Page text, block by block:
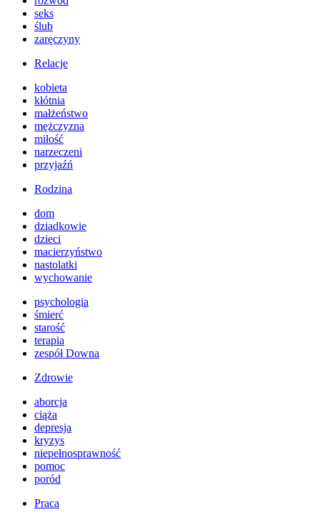
seks
ślub
zaręczyny
Relacje
kobieta
kłótnia
małżeństwo
mężczyzna
miłość
narzeczeni
przyjaźń
Rodzina
dom
dziadkowie
dzieci
macierzyństwo
nastolatki
wychowanie
psychologia
śmierć
starość
terapia
zespół Downa
Zdrowie
aborcja
ciąża
depresja
kryzys
niepełnosprawność
pomoc
poród
Praca